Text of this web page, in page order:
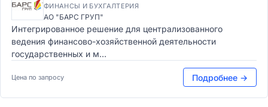
ФИНАНСЫ И БУХГАЛТЕРИЯ
АО "БАРС ГРУП"
Интегрированное решение для централизованного
ведения финансово-хозяйственной деятельности
государственных и м...
Цена по запросу Подробнее →